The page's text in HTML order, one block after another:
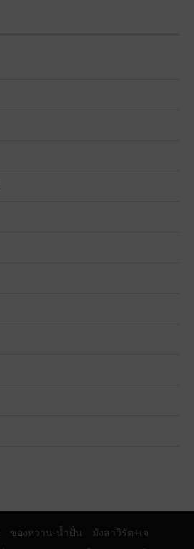
ของหวาน-น้ำปั่น
มังสาวิรัต+เจ